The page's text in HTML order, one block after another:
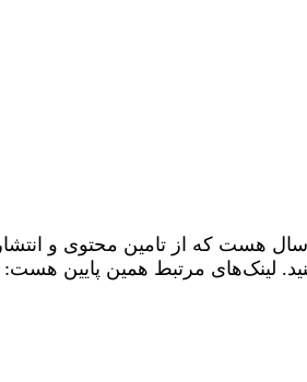
من عاشق انیمیشن هستم و در همین زمینه هم در پراگ مشغول به کار هستم. بیش
لینک‌های مرتبط همین پایین هست: